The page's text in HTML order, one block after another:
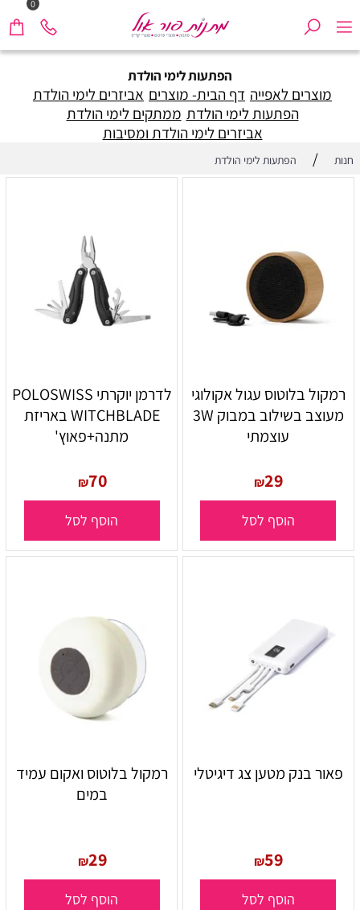
0
הפתעות לימי הולדת
מוצרים לאפייה דף הבית- מוצרים אביזרים לימי הולדת
הפתעות לימי הולדת ממתקים לימי הולדת
אביזרים לימי הולדת ומסיבות
חנות / הפתעות לימי הולדת
רמקול בלוטוס עגול אקולוגי
מעוצב בשילוב במבוק 3W
עוצמתי
₪29
הוסף לסל
לדרמן יוקרתי POLOSWISS
WITCHBLADE באריזת
מתנה+פאוץ'
₪70
הוסף לסל
פאור בנק מטען צג דיגיטלי
₪59
הוסף לסל
רמקול בלוטוס ואקום עמיד
במים
₪29
הוסף לסל